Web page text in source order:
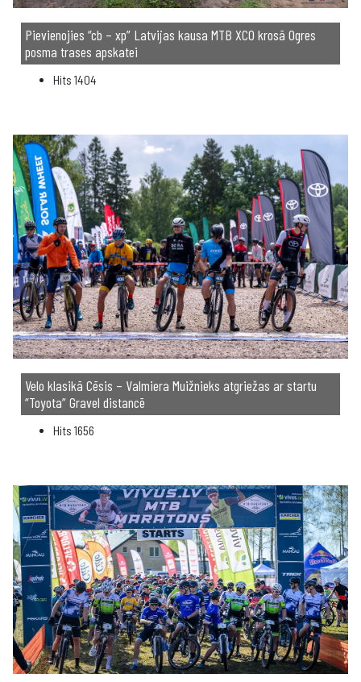
Pievienojies “cb – xp” Latvijas kausa MTB XCO krosā Ogres
posma trases apskatei
Hits 1404
Velo klasikā Cēsis – Valmiera Muižnieks atgriežas ar startu
“Toyota” Gravel distancē
Hits 1656